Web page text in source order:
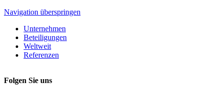
Navigation überspringen
Unternehmen
Beteiligungen
Weltweit
Referenzen
Folgen Sie uns